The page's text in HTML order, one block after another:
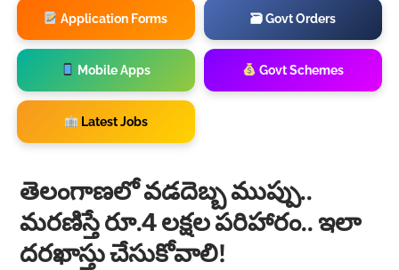
Application Forms 🗃 Govt Orders
Mobile Apps Govt Schemes
Latest Jobs
తెలంగాణలో వడదెబ్బ ముప్పు..
మరణిస్తే రూ.4 లక్షల పరిహారం.. ఇలా
దరఖాస్తు చేసుకోవాలి!